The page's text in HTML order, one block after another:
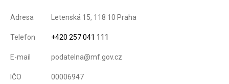
Adresa Letenská 15, 118 10 Praha
Telefon +420 257 041 111
E-mail podatelna@mf.gov.cz
IČO 00006947